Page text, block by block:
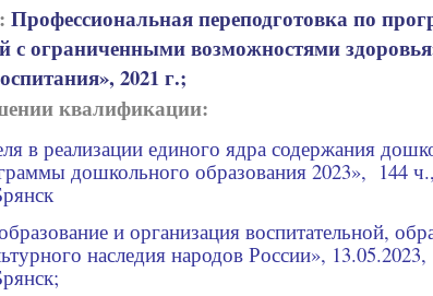
Профессиональная переподготовка по
с ограниченными возможностями
2021 г.;
квалификации:
в реализации единого ядра содержания
дошкольного образования 2023», 144
и организация воспитательной,
наследия народов России»,